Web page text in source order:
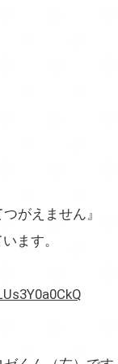
がえません』
ます。